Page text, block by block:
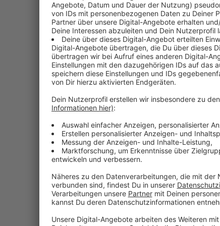
Ab Freitag (22.03.) ist die
In der Zeit wird der
halten die Züge auch
wird zum Teil nicht
Linien, wie der RE1, der
Schienenersatzverkehr
und dem Essener
Weitere Infos und
Anzeige
Hier informiert die Bahn